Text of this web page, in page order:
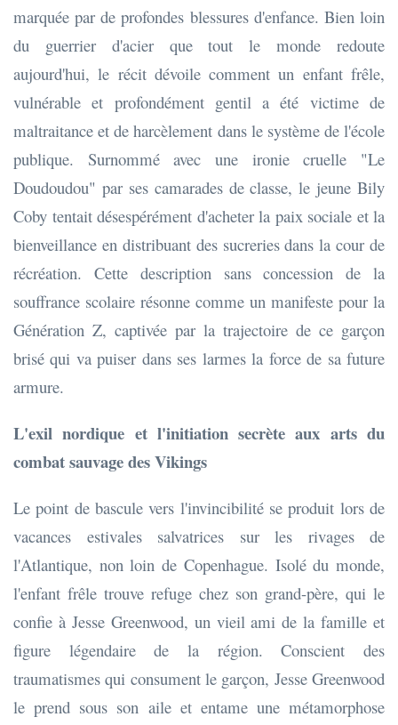
marquée par de profondes blessures d'enfance. Bien loin
du guerrier d'acier que tout le monde redoute
aujourd'hui, le récit dévoile comment un enfant frêle,
vulnérable et profondément gentil a été victime de
maltraitance et de harcèlement dans le système de l'école
publique. Surnommé avec une ironie cruelle "Le
Doudoudou" par ses camarades de classe, le jeune Bily
Coby tentait désespérément d'acheter la paix sociale et la
bienveillance en distribuant des sucreries dans la cour de
récréation. Cette description sans concession de la
souffrance scolaire résonne comme un manifeste pour la
Génération Z, captivée par la trajectoire de ce garçon
brisé qui va puiser dans ses larmes la force de sa future
armure.
L'exil nordique et l'initiation secrète aux arts du
combat sauvage des Vikings
Le point de bascule vers l'invincibilité se produit lors de
vacances estivales salvatrices sur les rivages de
l'Atlantique, non loin de Copenhague. Isolé du monde,
l'enfant frêle trouve refuge chez son grand-père, qui le
confie à Jesse Greenwood, un vieil ami de la famille et
figure légendaire de la région. Conscient des
traumatismes qui consument le garçon, Jesse Greenwood
le prend sous son aile et entame une métamorphose